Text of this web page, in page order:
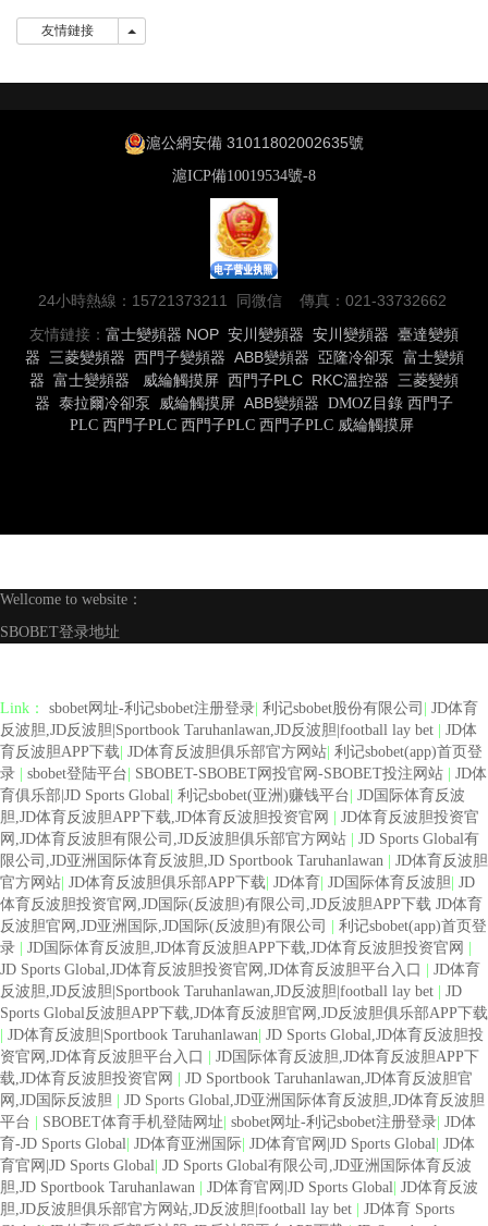
友情鏈接 友情鏈接
滬公網安備 31011802002635號
滬ICP備10019534號-8
24小時熱線：15721373211 同微信 傳真：021-33732662
友情鏈接： 富士變頻器 NOP 安川變頻器 安川變頻器 臺達變頻
器 三菱變頻器 西門子變頻器 ABB變頻器 亞隆冷卻泵 富士變頻
器 富士變頻器 威綸觸摸屏 西門子PLC RKC溫控器 三菱變頻
器 泰拉爾冷卻泵 威綸觸摸屏 ABB變頻器 DMOZ目錄 西門子
PLC 西門子PLC 西門子PLC 西門子PLC 威綸觸摸屏
Wellcome to website：
SBOBET登录地址
Link： sbobet网址-利记sbobet注册登录 利记sbobet股份有限公司
JD体育
反波胆,JD反波胆|Sportbook Taruhanlawan,JD反波胆|football lay bet
JD体
育反波胆APP下载 JD体育反波胆俱乐部官方网站 利记sbobet(app)首页登
录
sbobet登陆平台 SBOBET-SBOBET网投官网-SBOBET投注网站
JD体
育俱乐部|JD Sports Global 利记sbobet(亚洲)赚钱平台 JD国际体育反波
胆,JD体育反波胆APP下载,JD体育反波胆投资官网
JD体育反波胆投资官
网,JD体育反波胆有限公司,JD反波胆俱乐部官方网站
JD Sports Global有
限公司,JD亚洲国际体育反波胆,JD Sportbook Taruhanlawan
JD体育反波胆
官方网站 JD体育反波胆俱乐部APP下载 JD体育 JD国际体育反波胆 JD
体育反波胆投资官网,JD国际(反波胆)有限公司,JD反波胆APP下载 JD体育
反波胆官网,JD亚洲国际,JD国际(反波胆)有限公司
利记sbobet(app)首页登
录
JD国际体育反波胆,JD体育反波胆APP下载,JD体育反波胆投资官网
JD Sports Global,JD体育反波胆投资官网,JD体育反波胆平台入口
JD体育
反波胆,JD反波胆|Sportbook Taruhanlawan,JD反波胆|football lay bet
JD
Sports Global反波胆APP下载,JD体育反波胆官网,JD反波胆俱乐部APP下载
JD体育反波胆|Sportbook Taruhanlawan JD Sports Global,JD体育反波胆投
资官网,JD体育反波胆平台入口
JD国际体育反波胆,JD体育反波胆APP下
载,JD体育反波胆投资官网
JD Sportbook Taruhanlawan,JD体育反波胆官
网,JD国际反波胆
JD Sports Global,JD亚洲国际体育反波胆,JD体育反波胆
平台
SBOBET体育手机登陆网址 sbobet网址-利记sbobet注册登录 JD体
育-JD Sports Global JD体育亚洲国际 JD体育官网|JD Sports Global JD体
育官网|JD Sports Global JD Sports Global有限公司,JD亚洲国际体育反波
胆,JD Sportbook Taruhanlawan
JD体育官网|JD Sports Global JD体育反波
胆,JD反波胆俱乐部官方网站,JD反波胆|football lay bet
JD体育 Sports